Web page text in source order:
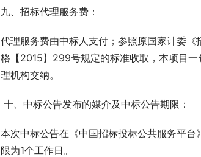
九、招标代理服务费：
代理服务费由中标人支付；参照原国家计委
格【2015】299号规定的标准收取，本项目
理机构交纳。
十、中标公告发布的媒介及中标公告期限：
本次中标公告在《中国招标投标公共服务平
限为1个工作日。